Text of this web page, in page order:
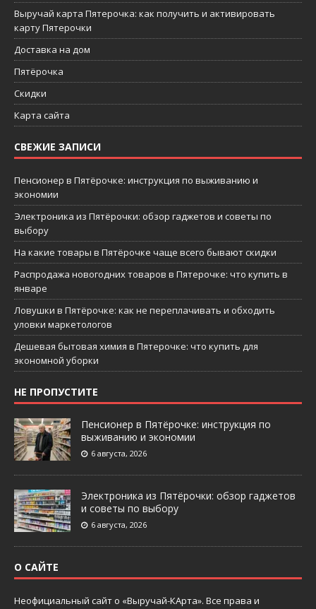
Выручай карта Пятерочка: как получить и активировать
карту Пятерочки
Доставка на дом
Пятёрочка
Скидки
Карта сайта
СВЕЖИЕ ЗАПИСИ
Пенсионер в Пятёрочке: инструкция по выживанию и
экономии
Электроника из Пятёрочки: обзор гаджетов и советы по
выбору
На какие товары в Пятёрочке чаще всего бывают скидки
Распродажа новогодних товаров в Пятерочке: что купить в
январе
Ловушки в Пятёрочке: как не переплачивать и обходить
уловки маркетологов
Дешевая бытовая химия в Пятерочке: что купить для
экономной уборки
НЕ ПРОПУСТИТЕ
Пенсионер в Пятёрочке: инструкция по
выживанию и экономии
6 августа, 2026
Электроника из Пятёрочки: обзор гаджетов
и советы по выбору
6 августа, 2026
О САЙТЕ
Неофициальный сайт о «Выручай-КАрта». Все права и